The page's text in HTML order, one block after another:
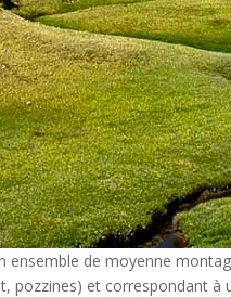
ensemble de moyenne
pozzines) et correspondant